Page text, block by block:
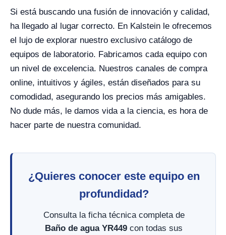
Si está buscando una fusión de innovación y calidad,
ha llegado al lugar correcto. En Kalstein le ofrecemos
el lujo de explorar nuestro exclusivo catálogo de
equipos de laboratorio. Fabricamos cada equipo con
un nivel de excelencia. Nuestros canales de compra
online, intuitivos y ágiles, están diseñados para su
comodidad, asegurando los precios más amigables.
No dude más, le damos vida a la ciencia, es hora de
hacer parte de nuestra comunidad.
¿Quieres conocer este equipo en
profundidad?
Consulta la ficha técnica completa de
Baño de agua YR449 con todas sus